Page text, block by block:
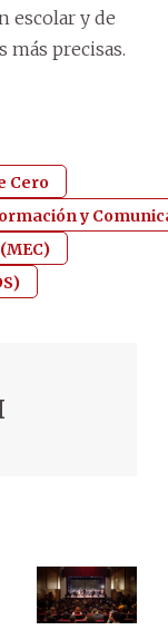
escolar y de
más precisas.
Cero
y